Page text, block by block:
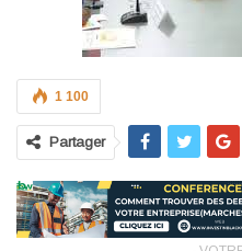
1 100
Partager